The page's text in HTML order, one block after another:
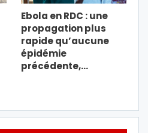
Ebola en RDC : une
propagation plus
rapide qu’aucune
épidémie
précédente,…